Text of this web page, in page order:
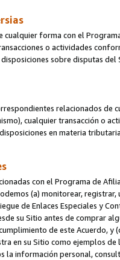
cualquier forma con el
o actividades
sobre disputas
relacionados de
cualquier transacción o
en materia
con el Programa de
(a) monitorear,
de Enlaces Especiales y
su Sitio antes de comprar
de este Acuerdo,
en su Sitio como ejemplos
la información personal,